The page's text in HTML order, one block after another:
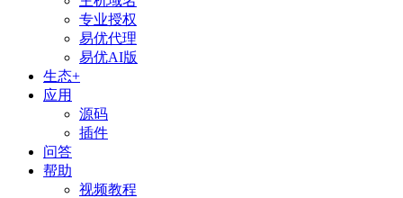
专业授权
易优代理
易优AI版
生态+
应用
源码
插件
问答
帮助
视频教程